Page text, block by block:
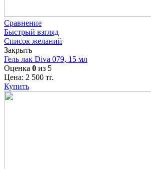
Сравнение
Быстрый взгляд
Список желаний
Закрыть
Гель лак Diva 079, 15 мл
Оценка 0 из 5
Цена: 2 500 тг.
Купить